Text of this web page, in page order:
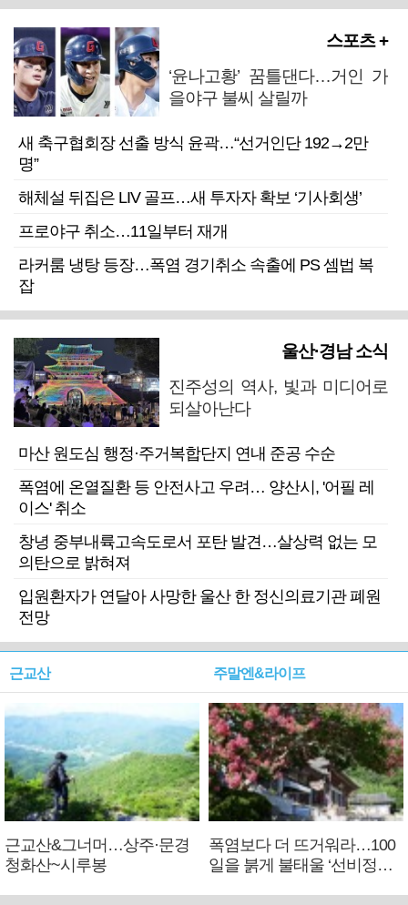
스포츠 +
‘윤나고황’ 꿈틀댄다…거인 가
을야구 불씨 살릴까
새 축구협회장 선출 방식 윤곽…“선거인단 192→2만
명”
해체설 뒤집은 LIV 골프…새 투자자 확보 ‘기사회생’
프로야구 취소…11일부터 재개
라커룸 냉탕 등장…폭염 경기취소 속출에 PS 셈법 복
잡
울산·경남 소식
진주성의 역사, 빛과 미디어로
되살아난다
마산 원도심 행정·주거복합단지 연내 준공 수순
폭염에 온열질환 등 안전사고 우려… 양산시, '어필 레
이스' 취소
창녕 중부내륙고속도로서 포탄 발견…살상력 없는 모
의탄으로 밝혀져
입원환자가 연달아 사망한 울산 한 정신의료기관 폐원
전망
근교산
근교산&그너머…상주·문경
청화산~시루봉
주말엔&라이프
폭염보다 더 뜨거워라…100
일을 붉게 불태울 ‘선비정신’